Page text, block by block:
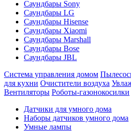
Саундбары Sony
Саундбары LG
Саундбары Hisense
Саундбары Xiaomi
Саундбары Marshall
Саундбары Bose
Саундбары JBL
Система управления домом
для кухни Очистители воздуха
Вентиляторы Роботы-газонокосилки
Датчики для умного дома
Наборы датчиков умного дома
Умные лампы